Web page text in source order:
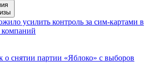
усилить контроль за сим-картами в
компаний
о снятии партии «Яблоко» с выборов